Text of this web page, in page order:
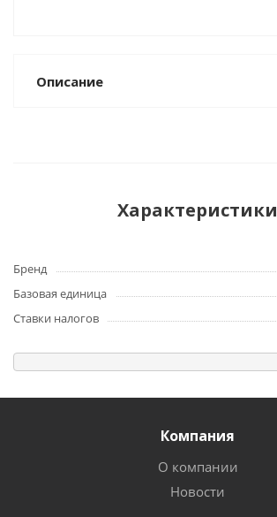
Описание
Характеристики
Бренд
Базовая единица
Ставки налогов
Компания
О компании
Новости